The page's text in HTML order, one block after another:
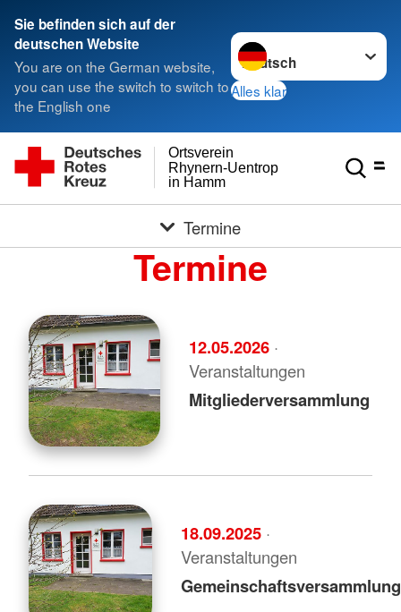
Sie befinden sich auf der
deutschen Website
You are on the German website,
you can use the switch to switch to
the English one
Sprache wechseln zu
Alles klar
in Hamm
Rhynern-Uentrop
Ortsverein
Termine
Termine
12.05.2026 ·
Veranstaltungen
Mitgliederversammlung
18.09.2025 ·
Veranstaltungen
Gemeinschaftsversammlung